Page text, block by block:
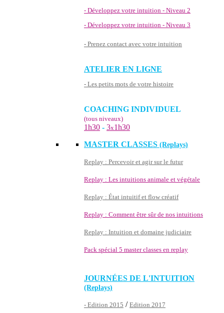
- Développez votre intuition - Niveau 2
- Développez votre intuition - Niveau 3
- Prenez contact avec votre intuition
ATELIER EN LIGNE
- Les petits mots de votre histoire
COACHING INDIVIDUEL
(tous niveaux)
1h30 - 3x1h30
MASTER CLASSES (Replays)
Replay : Percevoir et agir sur le futur
Replay : Les intuitions animale et végétale
Replay : État intuitif et flow créatif
Replay : Comment être sûr de nos intuitions
Replay : Intuition et domaine judiciaire
Pack spécial 5 master classes en replay
JOURNÉES DE L'INTUITION
(Replays)
- Edition 2015 / Edition 2017